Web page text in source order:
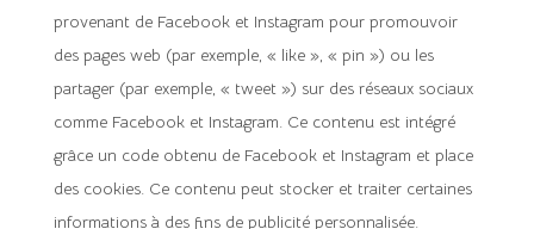
provenant de Facebook et Instagram pour promouvoir
des pages web (par exemple, « like », « pin ») ou les
partager (par exemple, « tweet ») sur des réseaux sociaux
comme Facebook et Instagram. Ce contenu est intégré
grâce un code obtenu de Facebook et Instagram et place
des cookies. Ce contenu peut stocker et traiter certaines
informations à des fins de publicité personnalisée.